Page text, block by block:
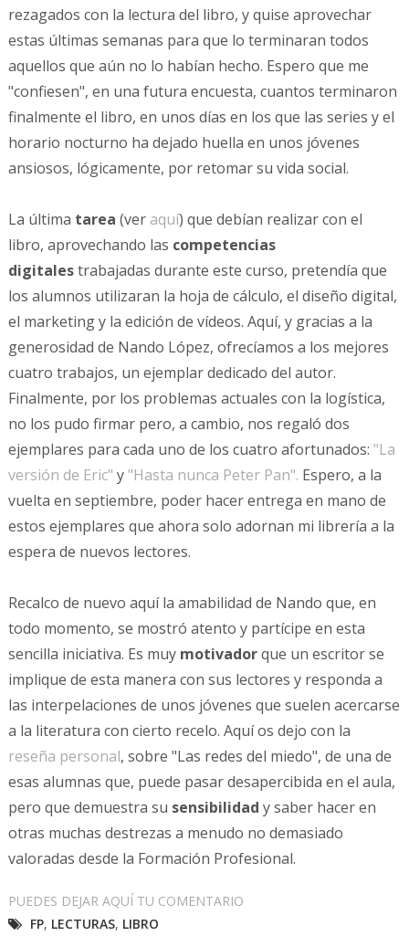
rezagados con la lectura del libro, y quise aprovechar
estas últimas semanas para que lo terminaran todos
aquellos que aún no lo habían hecho. Espero que me
"confiesen", en una futura encuesta, cuantos terminaron
finalmente el libro, en unos días en los que las series y el
horario nocturno ha dejado huella en unos jóvenes
ansiosos, lógicamente, por retomar su vida social.
La última tarea (ver aquí) que debían realizar con el
libro, aprovechando las competencias
digitalestrabajadas durante este curso, pretendía que
los alumnos utilizaran la hoja de cálculo, el diseño digital,
el marketing y la edición de vídeos. Aquí, y gracias a la
generosidad de Nando López, ofrecíamos a los mejores
cuatro trabajos, un ejemplar dedicado del autor.
Finalmente, por los problemas actuales con la logística,
no los pudo firmar pero, a cambio, nos regaló dos
ejemplares para cada uno de los cuatro afortunados: "La
versión de Eric" y "Hasta nunca Peter Pan". Espero, a la
vuelta en septiembre, poder hacer entrega en mano de
estos ejemplares que ahora solo adornan mi librería a la
espera de nuevos lectores.
Recalco de nuevo aquí la amabilidad de Nando que, en
todo momento, se mostró atento y partícipe en esta
sencilla iniciativa. Es muy motivadorque un escritor se
implique de esta manera con sus lectores y responda a
las interpelaciones de unos jóvenes que suelen acercarse
a la literatura con cierto recelo. Aquí os dejo con la
reseña personal, sobre "Las redes del miedo", de una de
esas alumnas que, puede pasar desapercibida en el aula,
pero que demuestra su sensibilidad y saber hacer en
otras muchas destrezas a menudo no demasiado
valoradas desde la Formación Profesional.
PUEDES DEJAR AQUÍ TU COMENTARIO
FP, LECTURAS, LIBRO